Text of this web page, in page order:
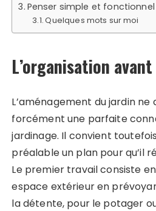
Penser simple et fonctionnel
Quelques mots sur moi
L’organisation
L’aménagement du jardin ne
forcément une parfaite
jardinage. Il convient
préalable un plan pour qu’il
Le premier travail consiste
espace extérieur en
la détente, pour le potager